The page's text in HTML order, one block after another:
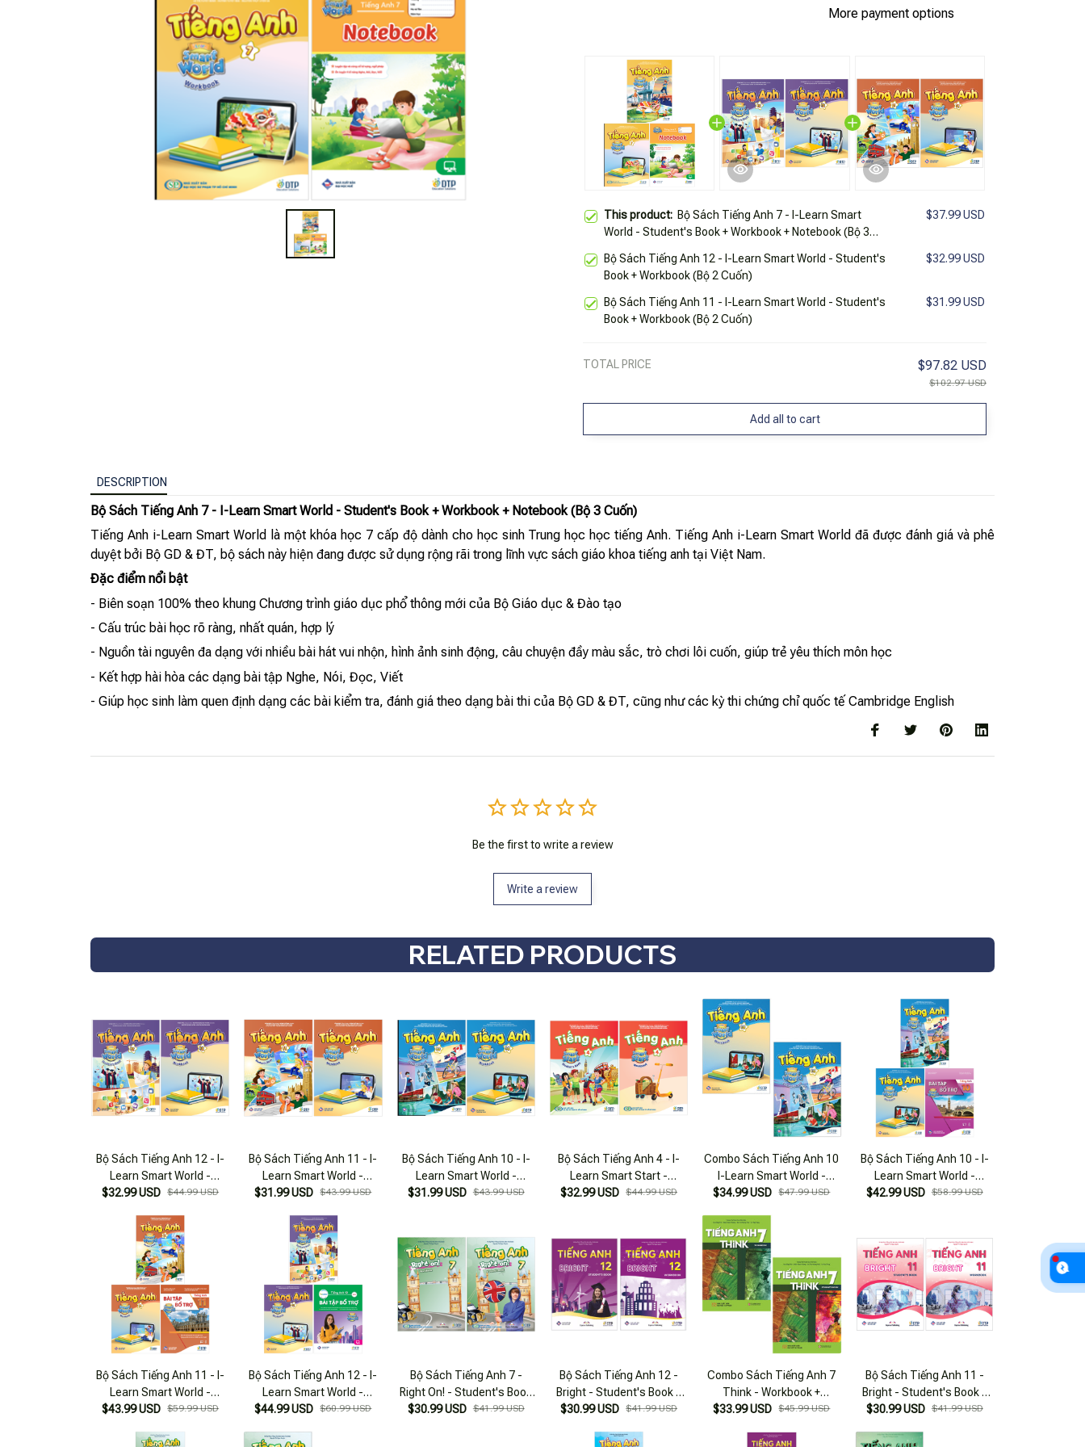
More payment options
This product: Bộ Sách Tiếng Anh 7 - I-Learn Smart
World - Student's Book + Workbook + Notebook (Bộ 3
$37.99 USD
Bộ Sách Tiếng Anh 12 - I-Learn Smart World - Student's
Book + Workbook (Bộ 2 Cuốn)
$32.99 USD
Bộ Sách Tiếng Anh 11 - I-Learn Smart World - Student's
Book + Workbook (Bộ 2 Cuốn)
$31.99 USD
TOTAL PRICE $97.82 USD
$102.97 USD
Add all to cart
DESCRIPTION
Bộ Sách Tiếng Anh 7 - I-Learn Smart World - Student's Book + Workbook + Notebook (Bộ 3 Cuốn)
Tiếng Anh i-Learn Smart World là một khóa học 7 cấp độ dành cho học sinh Trung học học tiếng Anh. Tiếng Anh i-Learn Smart World đã được đánh giá và phê
duyệt bởi Bộ GD & ĐT, bộ sách này hiện đang được sử dụng rộng rãi trong lĩnh vực sách giáo khoa tiếng anh tại Việt Nam.
Đặc điểm nổi bật
- Biên soạn 100% theo khung Chương trình giáo dục phổ thông mới của Bộ Giáo dục & Đào tạo
- Cấu trúc bài học rõ ràng, nhất quán, hợp lý
- Nguồn tài nguyên đa dạng với nhiều bài hát vui nhộn, hình ảnh sinh động, câu chuyện đầy màu sắc, trò chơi lôi cuốn, giúp trẻ yêu thích môn học
- Kết hợp hài hòa các dạng bài tập Nghe, Nói, Đọc, Viết
- Giúp học sinh làm quen định dạng các bài kiểm tra, đánh giá theo dạng bài thi của Bộ GD & ĐT, cũng như các kỳ thi chứng chỉ quốc tế Cambridge English
Be the first to write a review
Write a review
RELATED PRODUCTS
Bộ Sách Tiếng Anh 12 - I-
Learn Smart World -
Student's Book + Workbook
$32.99 USD $44.99 USD
Bộ Sách Tiếng Anh 11 - I-
Learn Smart World -
Student's Book + Workbook
$31.99 USD $43.99 USD
Bộ Sách Tiếng Anh 10 - I-
Learn Smart World -
Student's Book + Workbook
$31.99 USD $43.99 USD
Bộ Sách Tiếng Anh 4 - I-
Learn Smart Start -
Student's Book + Workbook
$32.99 USD $44.99 USD
Combo Sách Tiếng Anh 10
I-Learn Smart World -
Student's Book + Workbook
$34.99 USD $47.99 USD
Bộ Sách Tiếng Anh 10 - I-
Learn Smart World -
Student's Book + Workbook
$42.99 USD $58.99 USD
Bộ Sách Tiếng Anh 11 - I-
Learn Smart World -
Student's Book + Workbook
Cuốn)
$43.99 USD $59.99 USD
Bộ Sách Tiếng Anh 12 - I-
Learn Smart World -
Student's Book + Workbook
Cuốn)
$44.99 USD $60.99 USD
Bộ Sách Tiếng Anh 7 -
Right On! - Student's Book
+ Workbook (Bộ 2 Cuốn)
$30.99 USD $41.99 USD
Bộ Sách Tiếng Anh 12 -
Bright - Student's Book +
Workbook (Bộ 2 Cuốn)
$30.99 USD $41.99 USD
Combo Sách Tiếng Anh 7
Think - Workbook +
Student's Book (Bộ 2 Cuốn)
$33.99 USD $45.99 USD
Bộ Sách Tiếng Anh 11 -
Bright - Student's Book +
Workbook (Bộ 2 Cuốn)
$30.99 USD $41.99 USD